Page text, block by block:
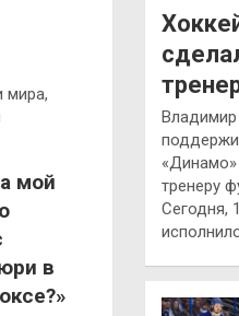
мира,
мой
в
тренеру
Сегодня,